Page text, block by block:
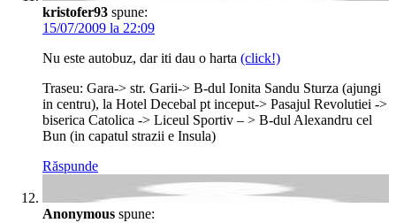
kristofer93 spune:
15/07/2009 la 22:09
Nu este autobuz, dar iti dau o harta (click!)
Traseu: Gara-> str. Garii-> B-dul Ionita Sandu Sturza (ajungi
in centru), la Hotel Decebal pt inceput-> Pasajul Revolutiei ->
biserica Catolica -> Liceul Sportiv – > B-dul Alexandru cel
Bun (in capatul strazii e Insula)
Răspunde
Anonymous spune: